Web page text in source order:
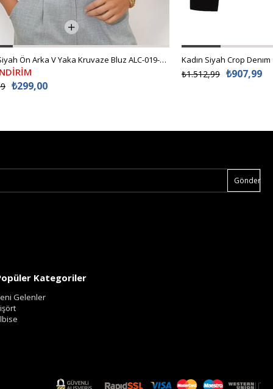
Kadın Siyah Ön Arka V Yaka Kruvaze Bluz ALC-019-053-BLZ
₺299,00
Kadın Siyah Crop Denım
₺907,99
₺1.512,99
Gönder
Kategoriler
Gelenler